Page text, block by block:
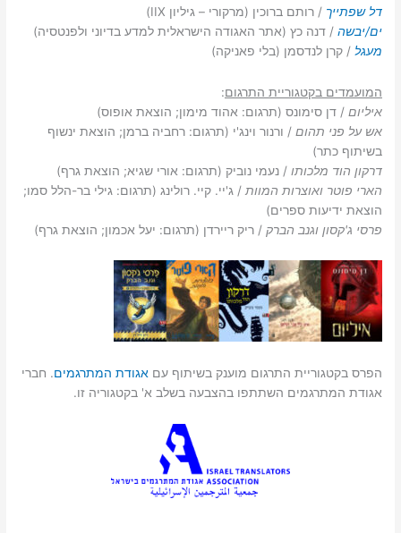
דל שפתייך / רותם ברוכין (מרקורי – גיליון IIX)
ים/יבשה / דנה כץ (אתר האגודה הישראלית למדע בדיוני ולפנטסיה)
מעגל / קרן לנדסמן (בלי פאניקה)
המועמדים בקטגוריית התרגום:
איליום / דן סימונס (תרגום: אהוד מימון; הוצאת אופוס)
אש על פני תהום / ורנור וינג'י (תרגום: רחביה ברמן; הוצאת ינשוף
בשיתוף כתר)
דרקון הוד מלכותו / נעמי נוביק (תרגום: אורי שגיא; הוצאת גרף)
הארי פוטר ואוצרות המוות / ג'יי. קיי. רולינג (תרגום: גילי בר-הלל סמו;
הוצאת ידיעות ספרים)
פרסי ג'קסון וגנב הברק / ריק ריירדן (תרגום: יעל אכמון; הוצאת גרף)
הפרס בקטגוריית התרגום מוענק בשיתוף עםאגודת המתרגמים. חברי
אגודת המתרגמים השתתפו בהצבעה בשלב א' בקטגוריה זו.